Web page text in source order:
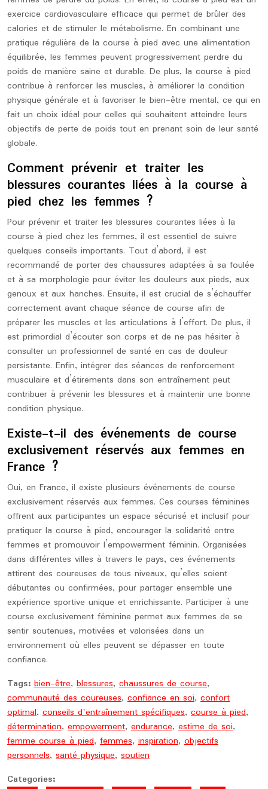
exercice cardiovasculaire efficace qui permet de brûler des
calories et de stimuler le métabolisme. En combinant une
pratique régulière de la course à pied avec une alimentation
équilibrée, les femmes peuvent progressivement perdre du
poids de manière saine et durable. De plus, la course à pied
contribue à renforcer les muscles, à améliorer la condition
physique générale et à favoriser le bien-être mental, ce qui en
fait un choix idéal pour celles qui souhaitent atteindre leurs
objectifs de perte de poids tout en prenant soin de leur santé
globale.
Comment prévenir et traiter les
blessures courantes liées à la course à
pied chez les femmes ?
Pour prévenir et traiter les blessures courantes liées à la
course à pied chez les femmes, il est essentiel de suivre
quelques conseils importants. Tout d’abord, il est
recommandé de porter des chaussures adaptées à sa foulée
et à sa morphologie pour éviter les douleurs aux pieds, aux
genoux et aux hanches. Ensuite, il est crucial de s’échauffer
correctement avant chaque séance de course afin de
préparer les muscles et les articulations à l’effort. De plus, il
est primordial d’écouter son corps et de ne pas hésiter à
consulter un professionnel de santé en cas de douleur
persistante. Enfin, intégrer des séances de renforcement
musculaire et d’étirements dans son entraînement peut
contribuer à prévenir les blessures et à maintenir une bonne
condition physique.
Existe-t-il des événements de course
exclusivement réservés aux femmes en
France ?
Oui, en France, il existe plusieurs événements de course
exclusivement réservés aux femmes. Ces courses féminines
offrent aux participantes un espace sécurisé et inclusif pour
pratiquer la course à pied, encourager la solidarité entre
femmes et promouvoir l’empowerment féminin. Organisées
dans différentes villes à travers le pays, ces événements
attirent des coureuses de tous niveaux, qu’elles soient
débutantes ou confirmées, pour partager ensemble une
expérience sportive unique et enrichissante. Participer à une
course exclusivement féminine permet aux femmes de se
sentir soutenues, motivées et valorisées dans un
environnement où elles peuvent se dépasser en toute
confiance.
Tags: bien-être, blessures, chaussures de course,
communauté des coureuses, confiance en soi, confort
optimal, conseils d'entraînement spécifiques, course à pied,
détermination, empowerment, endurance, estime de soi,
femme course à pied, femmes, inspiration, objectifs
personnels, santé physique, soutien
Categories: